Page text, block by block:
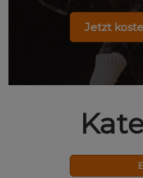
Jetzt